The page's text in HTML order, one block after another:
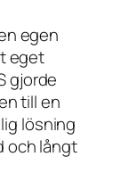
egen
eget
gjorde
till en
lösning
och långt